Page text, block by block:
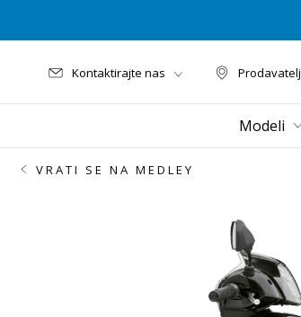
Kontaktirajte nas
Modeli
VRATI SE NA MEDLEY